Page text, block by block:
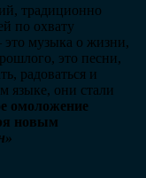
традиционно
по охвату
музыка о жизни,
это песни,
радоваться и
языке, они стали
омоложение
новым
»